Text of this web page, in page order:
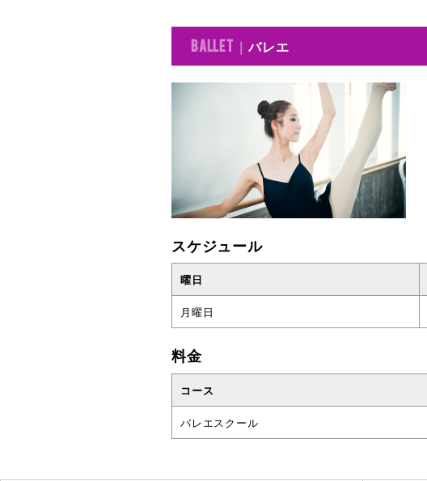
BALLET ｜バレエ
スケジュール
曜日
月曜日
料金
コース
バレエスクール